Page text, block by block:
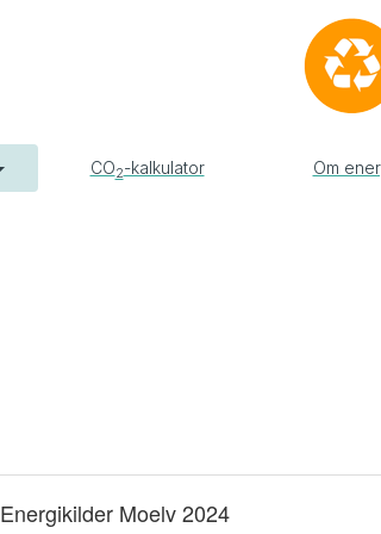
CO2-kalkulator Om
Energikilder Moelv 2024